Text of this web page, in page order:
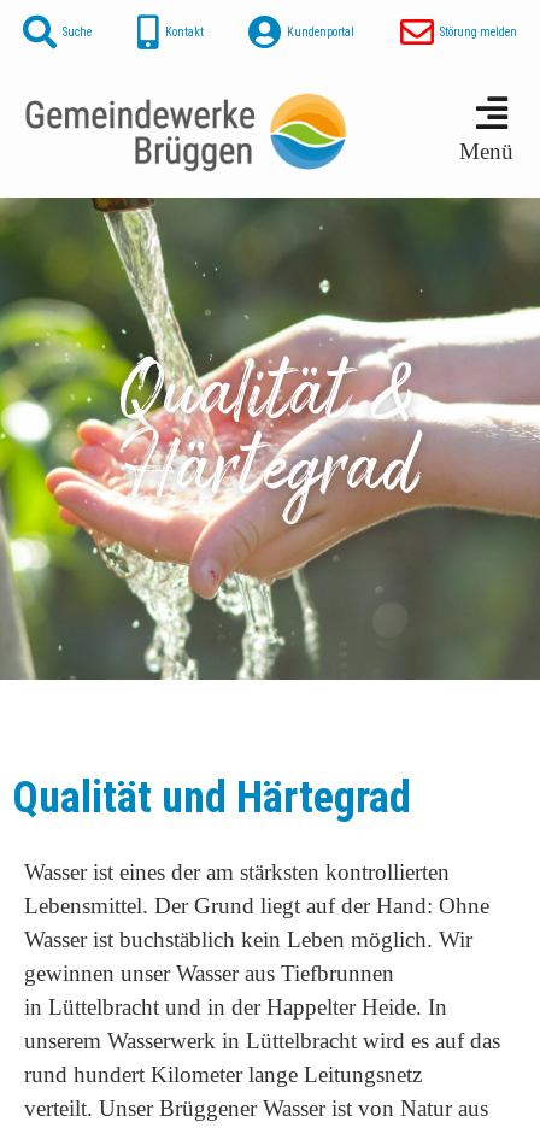
Suche Kontakt Kundenportal Störung melden
Menü
Qualität &
Härtegrad
Qualität und Härtegrad
Wasser ist eines der am stärksten kontrollierten
Lebensmittel. Der Grund liegt auf der Hand: Ohne
Wasser ist buchstäblich kein Leben möglich. Wir
gewinnen unser Wasser aus Tiefbrunnen
in Lüttelbracht und in der Happelter Heide. In
unserem Wasserwerk in Lüttelbracht wird es auf das
rund hundert Kilometer lange Leitungsnetz
verteilt. Unser Brüggener Wasser ist von Natur aus